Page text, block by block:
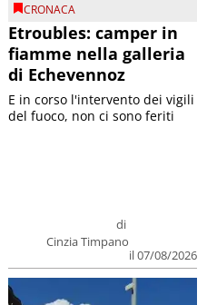
CRONACA
Etroubles: camper in
fiamme nella galleria
di Echevennoz
di
Cinzia Timpano
il 07/08/2026
E in corso l'intervento dei vigili
del fuoco, non ci sono feriti